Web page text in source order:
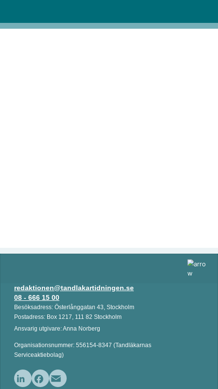
redaktionen@tandlakartidningen.se
08 - 666 15 00
Besöksadress: Österlånggatan 43, Stockholm
Postadress: Box 1217, 111 82 Stockholm
Ansvarig utgivare: Anna Norberg
Organisationsnummer: 556154-8347 (Tandläkarnas
Serviceaktiebolag)